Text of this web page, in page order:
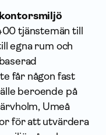
tjänstemän till
egna rum och
får någon fast
beroende på
Umeå
för att utvärdera